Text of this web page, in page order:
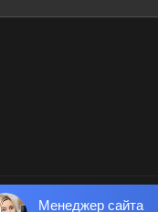
Менеджер сайта